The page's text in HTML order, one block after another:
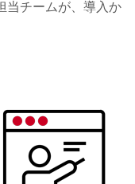
当チームが、導入か